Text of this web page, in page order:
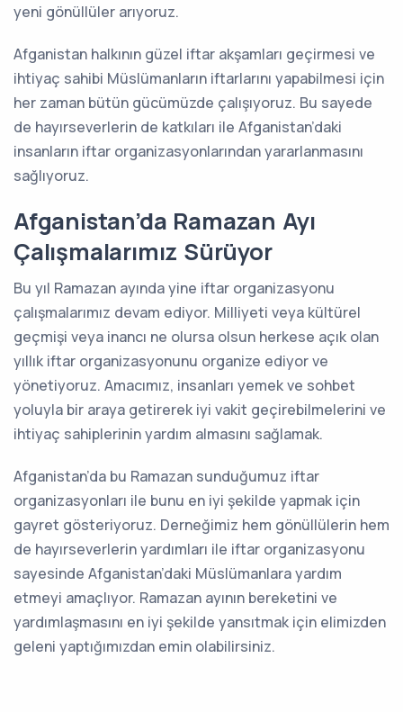
yeni gönüllüler arıyoruz.
Afganistan halkının güzel iftar akşamları geçirmesi ve
ihtiyaç sahibi Müslümanların iftarlarını yapabilmesi için
her zaman bütün gücümüzde çalışıyoruz. Bu sayede
de hayırseverlerin de katkıları ile Afganistan’daki
insanların iftar organizasyonlarından yararlanmasını
sağlıyoruz.
Afganistan’da Ramazan Ayı
Çalışmalarımız Sürüyor
Bu yıl Ramazan ayında yine iftar organizasyonu
çalışmalarımız devam ediyor. Milliyeti veya kültürel
geçmişi veya inancı ne olursa olsun herkese açık olan
yıllık iftar organizasyonunu organize ediyor ve
yönetiyoruz. Amacımız, insanları yemek ve sohbet
yoluyla bir araya getirerek iyi vakit geçirebilmelerini ve
ihtiyaç sahiplerinin yardım almasını sağlamak.
Afganistan’da bu Ramazan sunduğumuz iftar
organizasyonları ile bunu en iyi şekilde yapmak için
gayret gösteriyoruz. Derneğimiz hem gönüllülerin hem
de hayırseverlerin yardımları ile iftar organizasyonu
sayesinde Afganistan’daki Müslümanlara yardım
etmeyi amaçlıyor. Ramazan ayının bereketini ve
yardımlaşmasını en iyi şekilde yansıtmak için elimizden
geleni yaptığımızdan emin olabilirsiniz.